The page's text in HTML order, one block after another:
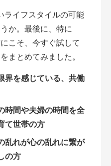
ライフスタイルの可能
か。最後に、特に
こそ、今すぐ試して
まとめてみました。
界を感じている、共働
時間や夫婦の時間を全
て世帯の方
乱れが心の乱れに繋が
の方